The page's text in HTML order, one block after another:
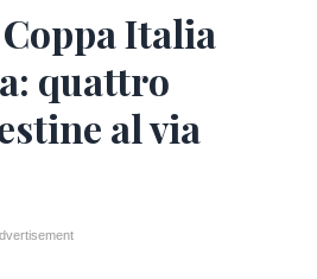
Italia
quattro
al via